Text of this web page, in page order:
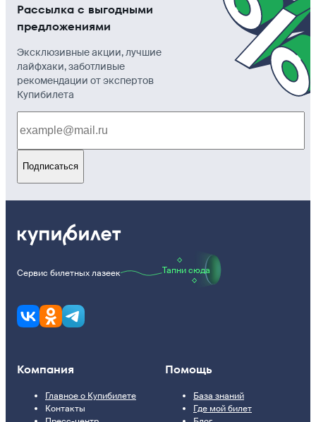
Рассылка с выгодными
предложениями
Эксклюзивные акции, лучшие
лайфхаки, заботливые
рекомендации от экспертов
Купибилета
Подписаться
Сервис билетных лазеек Тапни сюда
Компания
Главное о Купибилете
Контакты
Помощь
База знаний
Где мой билет